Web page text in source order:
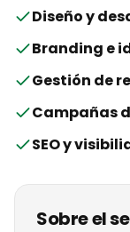
Diseño y
Branding e
Gestión de
Campañas
SEO y
Sobre el